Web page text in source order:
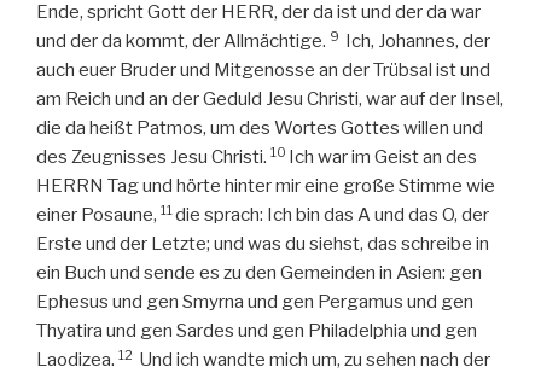
Ende, spricht Gott der HERR, der da ist und der da war
und der da kommt, der Allmächtige. 9
Ich, Johannes, der
auch euer Bruder und Mitgenosse an der Trübsal ist und
am Reich und an der Geduld Jesu Christi, war auf der Insel,
die da heißt Patmos, um des Wortes Gottes willen und
des Zeugnisses Jesu Christi. 10 Ich war im Geist an des
HERRN Tag und hörte hinter mir eine große Stimme wie
einer Posaune, 11 die sprach: Ich bin das A und das O, der
Erste und der Letzte; und was du siehst, das schreibe in
ein Buch und sende es zu den Gemeinden in Asien: gen
Ephesus und gen Smyrna und gen Pergamus und gen
Thyatira und gen Sardes und gen Philadelphia und gen
Laodizea. 12 Und ich wandte mich um, zu sehen nach der